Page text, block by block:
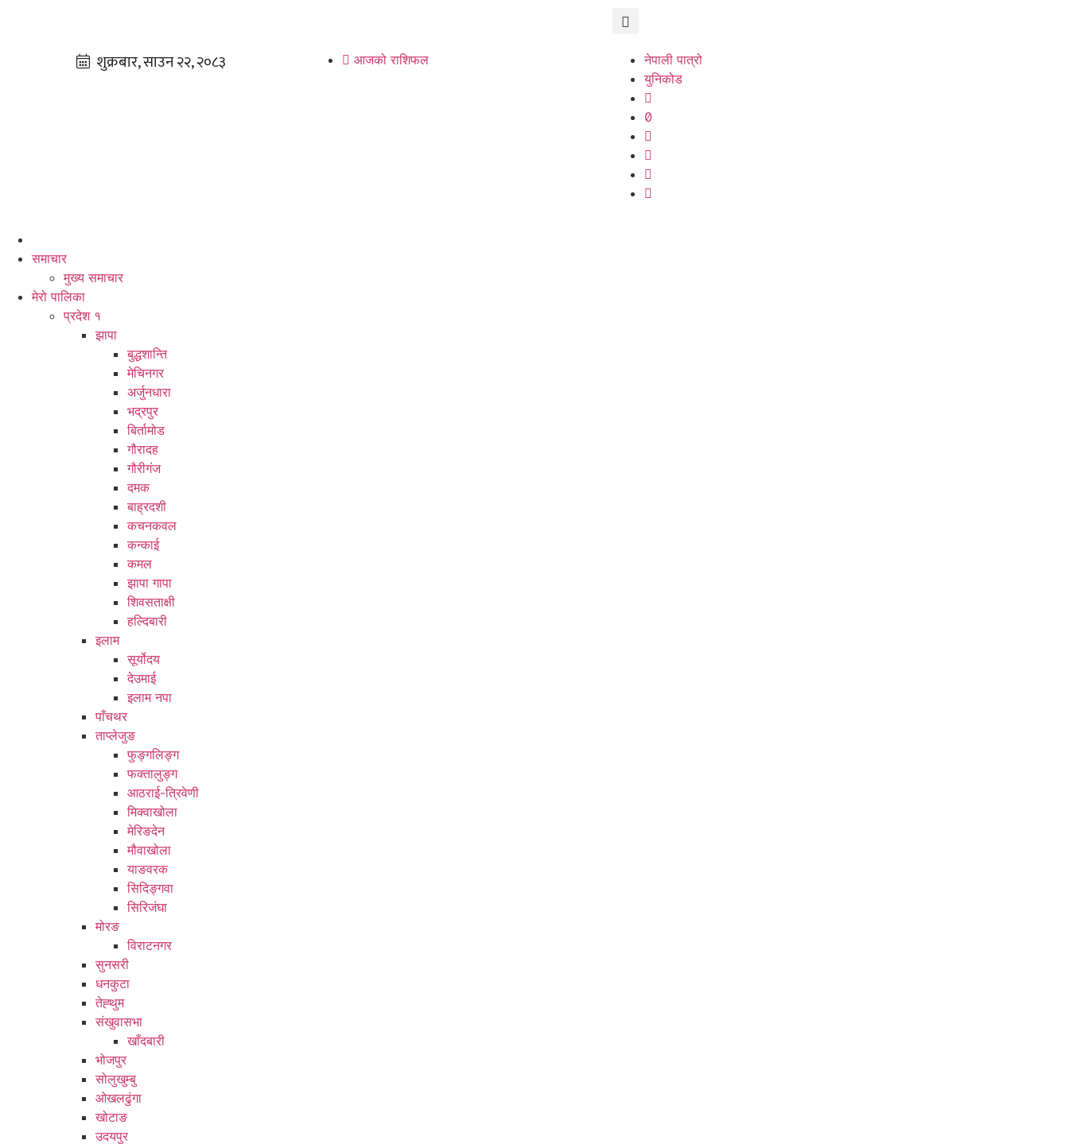
आजको राशिफल
नेपाली पात्रो
युनिकोड
समाचार
मुख्य समाचार
मेरो पालिका
प्रदेश १
झापा
बुद्धशान्ति
मेचिनगर
अर्जुनधारा
भद्रपुर
बिर्तामोड
गौरादह
गौरीगंज
दमक
बाह्रदशी
कचनकवल
कन्काई
कमल
झापा गापा
शिवसताक्षी
हल्दिबारी
इलाम
सूर्योदय
देउमाई
इलाम नपा
पाँचथर
ताप्लेजुङ
फुङ्गलिङ्ग
फक्तालुङ्ग
आठराई-त्रिवेणी
मिक्वाखोला
मेरिङदेन
मौवाखोला
याङवरक
सिदिङ्गवा
सिरिजंघा
मोरङ
विराटनगर
सुनसरी
धनकुटा
तेह्थुम
संखुवासभा
खाँदबारी
भोजपुर
सोलुखुम्बु
ओखलढुंगा
खोटाङ
उदयपुर